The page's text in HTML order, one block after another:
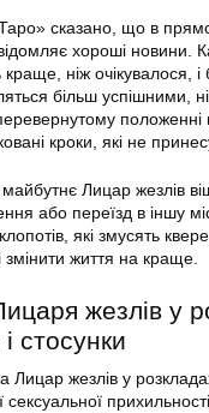
сказано, що в
хороші новини.
ніж очікувалося, і
більш успішними,
положенні
кроки, які не
Лицар жезлів
або переїзд в іншу
які змусять
змінити життя на краще.
жезлів у
стосунки
Лицар жезлів у
сексуальної